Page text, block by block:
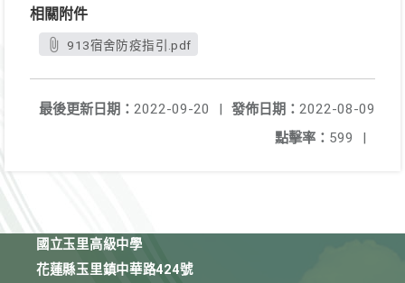
相關附件
913宿舍防疫指引.pdf
發佈日期： 2022-08-09
最後更新日期： 2022-09-20
|
點擊率： 599 |
國立玉里高級中學
花蓮縣玉里鎮中華路424號